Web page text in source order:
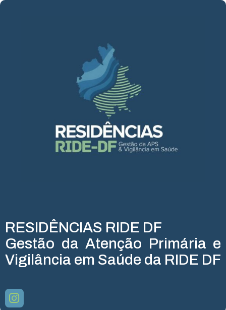
RESIDÊNCIAS RIDE DF
Gestão da Atenção Primária e
Vigilância em Saúde da RIDE DF